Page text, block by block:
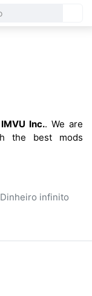
IMVU Inc.. We are
the best mods
infinito